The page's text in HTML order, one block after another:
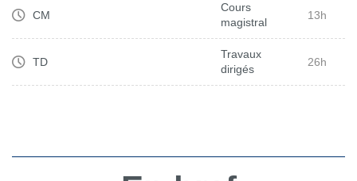
CM
Cours
magistral
13h
TD
Travaux
dirigés
26h